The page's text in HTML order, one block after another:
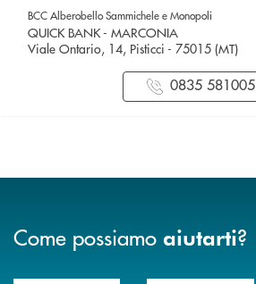
BCC Alberobello Sammichele e Monopoli
QUICK BANK - MARCONIA
Viale Ontario, 14, Pisticci - 75015 (MT)
0835 581005
Come possiamo aiutarti?